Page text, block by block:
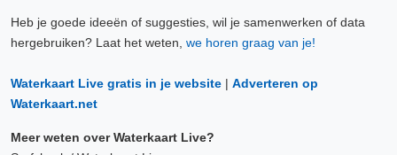
Heb je goede ideeën of suggesties, wil je samenwerken of data
hergebruiken? Laat het weten, we horen graag van je!
Waterkaart Live gratis in je website | Adverteren op
Waterkaart.net
Meer weten over Waterkaart Live?